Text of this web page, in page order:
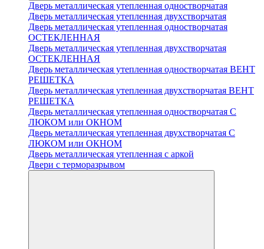
Дверь металлическая утепленная одностворчатая
Дверь металлическая утепленная двухстворчатая
Дверь металлическая утепленная одностворчатая
ОСТЕКЛЕННАЯ
Дверь металлическая утепленная двухстворчатая
ОСТЕКЛЕННАЯ
Дверь металлическая утепленная одностворчатая ВЕНТ
РЕШЕТКА
Дверь металлическая утепленная двухстворчатая ВЕНТ
РЕШЕТКА
Дверь металлическая утепленная одностворчатая С
ЛЮКОМ или ОКНОМ
Дверь металлическая утепленная двухстворчатая С
ЛЮКОМ или ОКНОМ
Дверь металлическая утепленная с аркой
Двери с терморазрывом